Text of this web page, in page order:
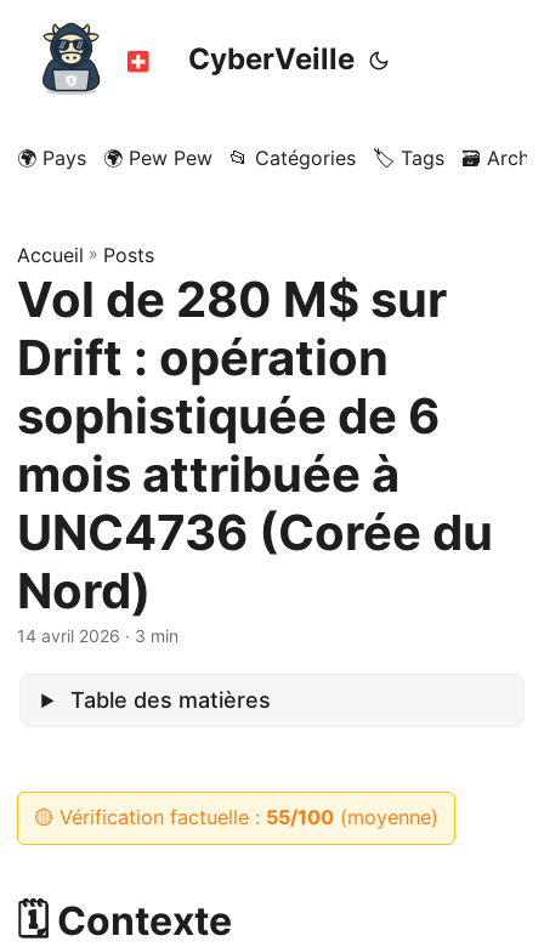
CyberVeille
🌍 Pays 🌍 Pew Pew 📂 Catégories 🏷️ Tags 🗃️
Accueil » Posts
Vol de 280 M$ sur
Drift : opération
sophistiquée de 6
mois attribuée à
UNC4736 (Corée du
Nord)
14 avril 2026 · 3 min
Table des matières
🟡 Vérification factuelle : 55/100(moyenne)
🗓️ Contexte